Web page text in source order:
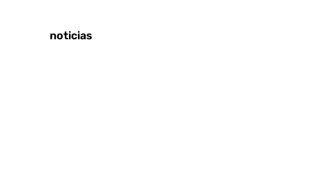
Últimas noticias